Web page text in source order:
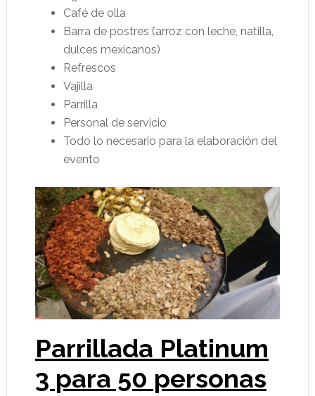
Café de olla
Barra de postres (arroz con leche, natilla,
dulces mexicanos)
Refrescos
Vajilla
Parrilla
Personal de servicio
Todo lo necesario para la elaboración del
evento
Parrillada Platinum
3 para 50 personas